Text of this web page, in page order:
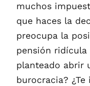
muchos
que haces la
preocupa la
pensión ridícula
planteado abrir
burocracia?